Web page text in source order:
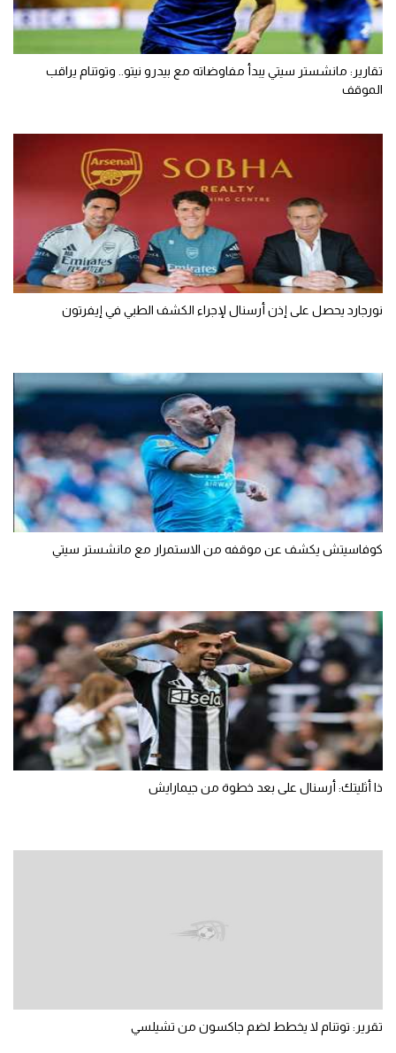
تقارير: مانشستر سيتي يبدأ مفاوضاته مع بيدرو نيتو.. وتوتنام يراقب
الموقف
نورجارد يحصل على إذن أرسنال لإجراء الكشف الطبي في إيفرتون
كوفاسيتش يكشف عن موقفه من الاستمرار مع مانشستر سيتي
ذا أثليتك: أرسنال على بعد خطوة من جيمارايش
تقرير: توتنام لا يخطط لضم جاكسون من تشيلسي